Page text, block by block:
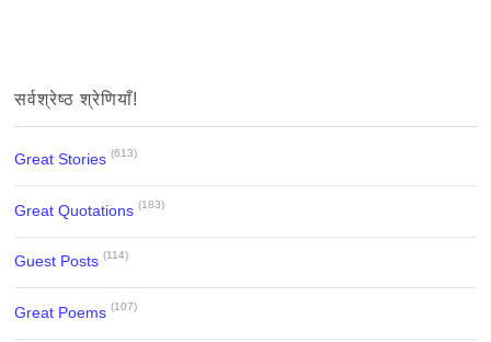
सर्वश्रेष्ठ श्रेणियाँ!
Great Stories (613)
Great Quotations (183)
Guest Posts (114)
Great Poems (107)